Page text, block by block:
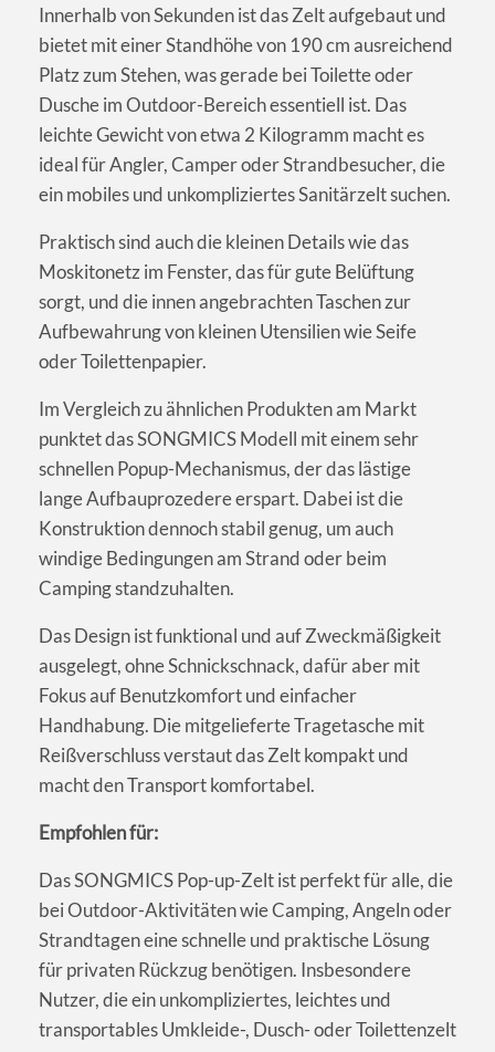
Innerhalb von Sekunden ist das Zelt aufgebaut und
bietet mit einer Standhöhe von 190 cm ausreichend
Platz zum Stehen, was gerade bei Toilette oder
Dusche im Outdoor-Bereich essentiell ist. Das
leichte Gewicht von etwa 2 Kilogramm macht es
ideal für Angler, Camper oder Strandbesucher, die
ein mobiles und unkompliziertes Sanitärzelt suchen.
Praktisch sind auch die kleinen Details wie das
Moskitonetz im Fenster, das für gute Belüftung
sorgt, und die innen angebrachten Taschen zur
Aufbewahrung von kleinen Utensilien wie Seife
oder Toilettenpapier.
Im Vergleich zu ähnlichen Produkten am Markt
punktet das SONGMICS Modell mit einem sehr
schnellen Popup-Mechanismus, der das lästige
lange Aufbauprozedere erspart. Dabei ist die
Konstruktion dennoch stabil genug, um auch
windige Bedingungen am Strand oder beim
Camping standzuhalten.
Das Design ist funktional und auf Zweckmäßigkeit
ausgelegt, ohne Schnickschnack, dafür aber mit
Fokus auf Benutzkomfort und einfacher
Handhabung. Die mitgelieferte Tragetasche mit
Reißverschluss verstaut das Zelt kompakt und
macht den Transport komfortabel.
Empfohlen für:
Das SONGMICS Pop-up-Zelt ist perfekt für alle, die
bei Outdoor-Aktivitäten wie Camping, Angeln oder
Strandtagen eine schnelle und praktische Lösung
für privaten Rückzug benötigen. Insbesondere
Nutzer, die ein unkompliziertes, leichtes und
transportables Umkleide-, Dusch- oder Toilettenzelt